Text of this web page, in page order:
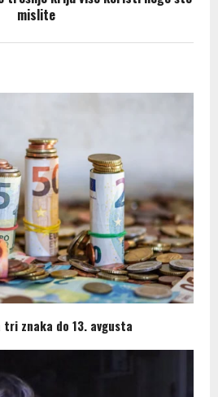
mislite
znaka do 13. avgusta